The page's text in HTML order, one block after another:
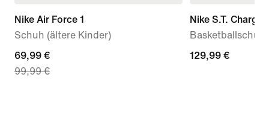
Nike Air Force 1
Schuh (ältere Kinder)
current
price
69,99 €
99,99 €
Nike S.T. Charge
Basketballschuh
129,99 €
129,99 €